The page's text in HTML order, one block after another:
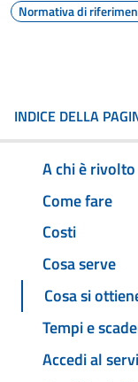
Normativa di
INDICE DELLA
A chi è rivolto
Come fare
Costi
Cosa serve
Cosa si
Tempi e
Accedi al